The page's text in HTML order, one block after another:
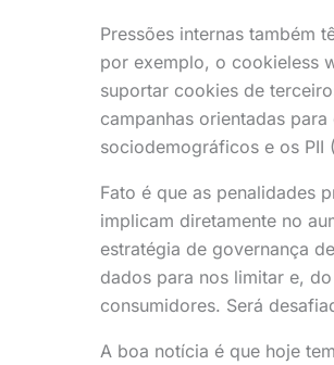
Pressões internas também
por exemplo, o cookieless
suportar cookies de
campanhas orientadas
sociodemográficos e os
Fato é que as penalidades
implicam diretamente no
estratégia de governança
dados para nos limitar e,
consumidores. Será
A boa notícia é que hoje